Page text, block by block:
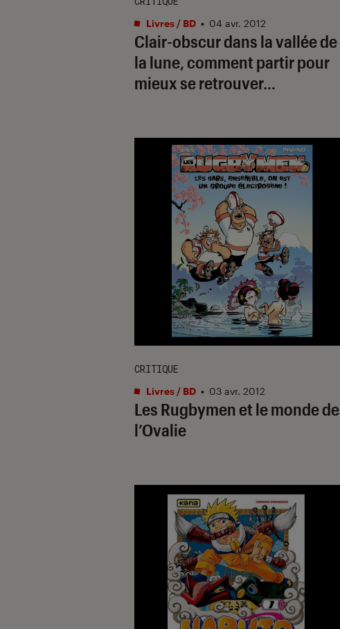
Clair-obscur dans la vallée de
la lune, comment partir pour
mieux se retrouver…
Livres / BD • 04 avr. 2012
Les Rugbymen et le monde de
l’Ovalie
CRITIQUE
Livres / BD • 03 avr. 2012